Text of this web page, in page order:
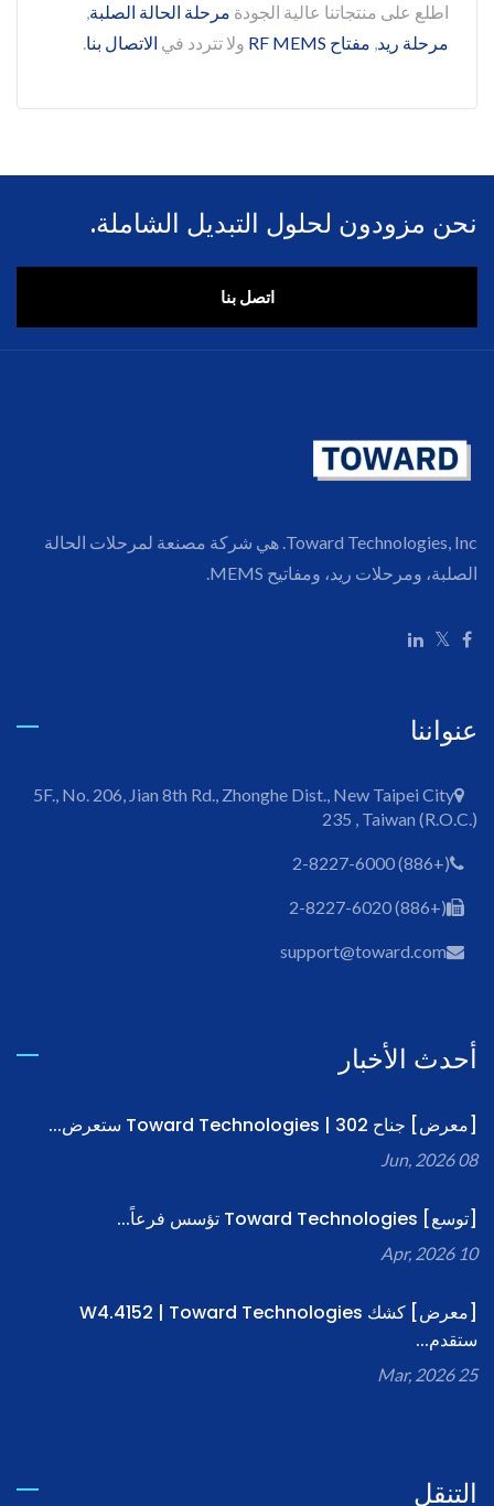
اطلع على منتجاتنا عالية الجودة مرحلة الحالة الصلبة,
مرحلة ريد, مفتاح RF MEMS ولا تتردد في الاتصال بنا.
نحن مزودون لحلول التبديل الشاملة.
اتصل بنا
Toward Technologies, Inc. هي شركة مصنعة لمرحلات الحالة
الصلبة، ومرحلات ريد، ومفاتيح MEMS.
عنواننا
5F., No. 206, Jian 8th Rd., Zhonghe Dist., New Taipei City
235 , Taiwan (R.O.C.)
(+886) 2-8227-6000
(+886) 2-8227-6020
support@toward.com
أحدث الأخبار
[معرض] جناح 302 | Toward Technologies ستعرض...
08 Jun, 2026
[توسع] Toward Technologies تؤسس فرعاً...
10 Apr, 2026
[معرض] كشك W4.4152 | Toward Technologies
ستقدم...
25 Mar, 2026
التنقل